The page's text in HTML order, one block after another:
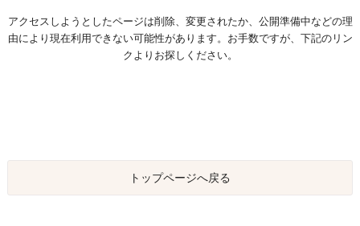
アクセスしようとしたページは削除、変更されたか、公開準備中などの理
由により現在利用できない可能性があります。お手数ですが、下記のリン
クよりお探しください。
トップページへ戻る